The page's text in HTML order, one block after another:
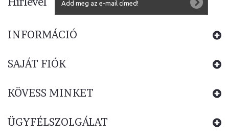
INFORMÁCIÓ
SAJÁT FIÓK
KÖVESS MINKET
ÜGYFÉLSZOLGÁLAT